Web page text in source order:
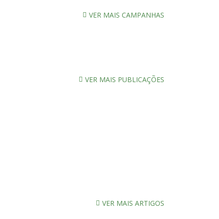
VER MAIS CAMPANHAS
VER MAIS PUBLICAÇÕES
VER MAIS ARTIGOS